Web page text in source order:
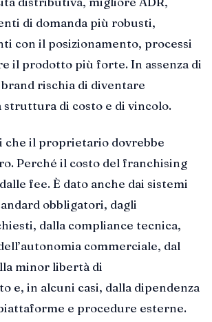
di domanda più robusti,
con il posizionamento, processi
il prodotto più forte. In assenza di
rischia di diventare
di costo e di vincolo.
che il proprietario dovrebbe
Perché il costo del franchising
fee. È dato anche dai sistemi
obbligatori, dagli
dalla compliance tecnica,
commerciale, dal
minor libertà di
e, in alcuni casi, dalla dipendenza
e procedure esterne.